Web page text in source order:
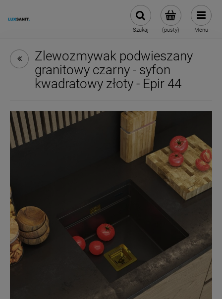
(pusty)
Szukaj Menu
Zlewozmywak podwieszany
granitowy czarny - syfon
kwadratowy złoty - Epir 44